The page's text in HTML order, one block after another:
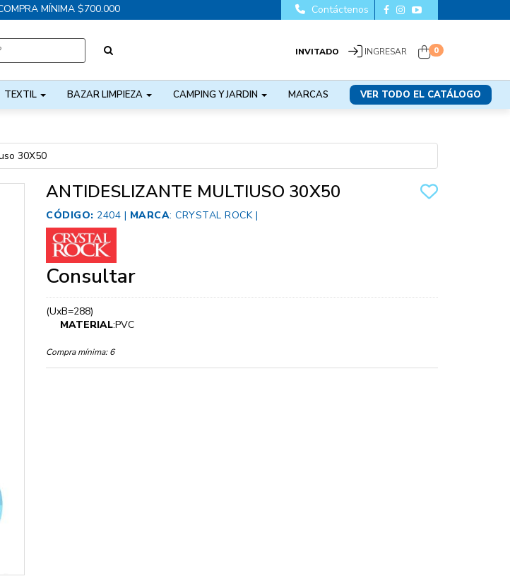
MÍNIMA $700.000
INVITADO INGRESAR 0
TEXTIL BAZAR LIMPIEZA CAMPING Y JARDIN MARCAS VER TODO EL CATÁLOGO
Contáctenos
30X50
ANTIDESLIZANTE MULTIUSO 30X50
CÓDIGO: 2404 | MARCA: CRYSTAL ROCK|
Consultar
(UxB=288)
MATERIAL:PVC
Compra mínima: 6